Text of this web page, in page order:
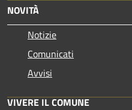
NOVITÀ
Notizie
Comunicati
Avvisi
VIVERE IL COMUNE